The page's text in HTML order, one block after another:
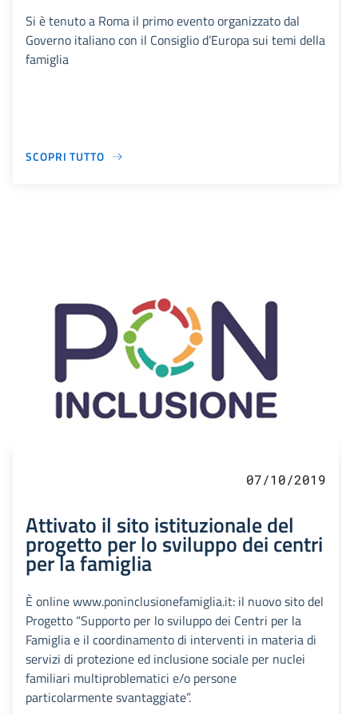
Si è tenuto a Roma il primo evento organizzato dal
Governo italiano con il Consiglio d’Europa sui temi della
famiglia
SCOPRI TUTTO
07/10/2019
Attivato il sito istituzionale del
progetto per lo sviluppo dei centri
per la famiglia
È online www.poninclusionefamiglia.it: il nuovo sito del
Progetto “Supporto per lo sviluppo dei Centri per la
Famiglia e il coordinamento di interventi in materia di
servizi di protezione ed inclusione sociale per nuclei
familiari multiproblematici e/o persone
particolarmente svantaggiate”.